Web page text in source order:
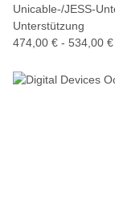
Unicable-/JESS-
Unterstützung
474,00 € - 534,00 €